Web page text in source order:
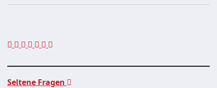
Seltene Fragen